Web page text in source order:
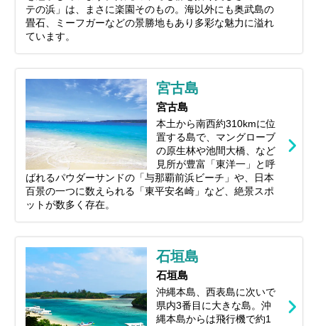
テの浜」は、まさに楽園そのもの。海以外にも奥武島の
畳石、ミーフガーなどの景勝地もあり多彩な魅力に溢れ
ています。
宮古島
宮古島
本土から南西約310kmに位
置する島で、マングローブ
の原生林や池間大橋、など
見所が豊富「東洋一」と呼
ばれるパウダーサンドの「与那覇前浜ビーチ」や、日本
百景の一つに数えられる「東平安名崎」など、絶景スポ
ットが数多く存在。
石垣島
石垣島
沖縄本島、西表島に次いで
県内3番目に大きな島。沖
縄本島からは飛行機で約1